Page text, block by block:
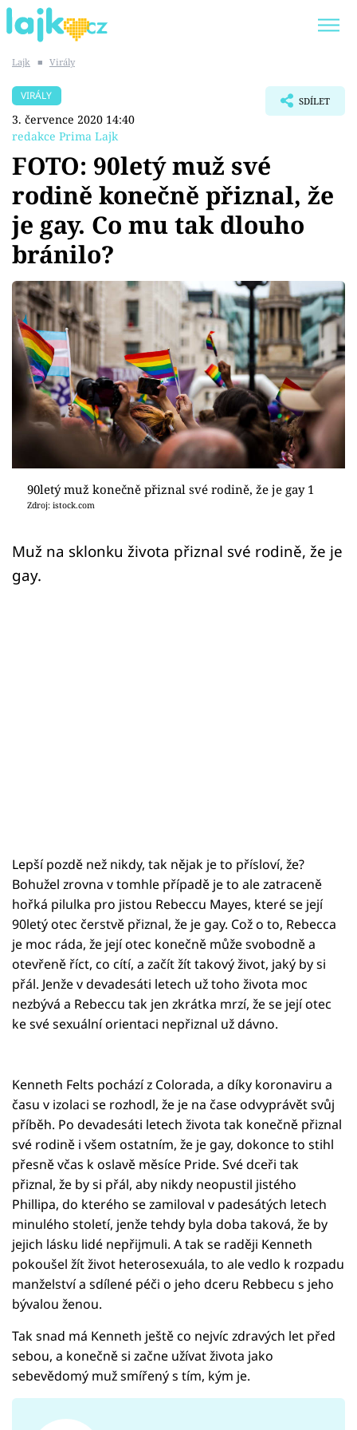
SHOPAHOLICADEL
Témata
Showbyznys
Youtubeři
Virály
Sex a vztahy
Videa
Sledujte prima+
Přihlášení
Sledujte nás
Lajk ■ Virály
VIRÁLY
3. července 2020 14:40
redakce Prima Lajk
SDÍLET
FOTO: 90letý muž své
rodině konečně přiznal, že
je gay. Co mu tak dlouho
bránilo?
90letý muž konečně přiznal své rodině, že je gay 1
Zdroj: istock.com
Muž na sklonku života přiznal své rodině, že je
gay.
Lepší pozdě než nikdy, tak nějak je to přísloví, že?
Bohužel zrovna v tomhle případě je to ale zatraceně
hořká pilulka pro jistou Rebeccu Mayes, které se její
90letý otec čerstvě přiznal, že je gay. Což o to, Rebecca
je moc ráda, že její otec konečně může svobodně a
otevřeně říct, co cítí, a začít žít takový život, jaký by si
přál. Jenže v devadesáti letech už toho života moc
nezbývá a Rebeccu tak jen zkrátka mrzí, že se její otec
ke své sexuální orientaci nepřiznal už dávno.
Kenneth Felts pochází z Colorada, a díky koronaviru a
času v izolaci se rozhodl, že je na čase odvyprávět svůj
příběh. Po devadesáti letech života tak konečně přiznal
své rodině i všem ostatním, že je gay, dokonce to stihl
přesně včas k oslavě měsíce Pride. Své dceři tak
přiznal, že by si přál, aby nikdy neopustil jistého
Phillipa, do kterého se zamiloval v padesátých letech
minulého století, jenže tehdy byla doba taková, že by
jejich lásku lidé nepřijmuli. A tak se raději Kenneth
pokoušel žít život heterosexuála, to ale vedlo k rozpadu
manželství a sdílené péči o jeho dceru Rebbecu s jeho
bývalou ženou.
Tak snad má Kenneth ještě co nejvíc zdravých let před
sebou, a konečně si začne užívat života jako
sebevědomý muž smířený s tím, kým je.